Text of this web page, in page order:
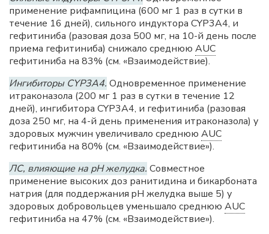
применение рифампицина (600 мг 1 раз в сутки в
течение 16 дней), сильного индуктора CYP3A4, и
гефитиниба (разовая доза 500 мг, на 10-й день после
приема гефитиниба) снижало среднюю AUC
гефитиниба на 83% (см. «Взаимодействие).
Ингибиторы CYP3A4. Одновременное применение
итраконазола (200 мг 1 раз в сутки в течение 12
дней), ингибитора CYP3A4, и гефитиниба (разовая
доза 250 мг, на 4-й день применения итраконазола) у
здоровых мужчин увеличивало среднюю AUC
гефитиниба на 80% (см. «Взаимодействие»).
ЛС, влияющие на рН желудка. Совместное
применение высоких доз ранитидина и бикарбоната
натрия (для поддержания pH желудка выше 5) у
здоровых добровольцев уменьшало среднюю AUC
гефитиниба на 47% (см. «Взаимодействие»).